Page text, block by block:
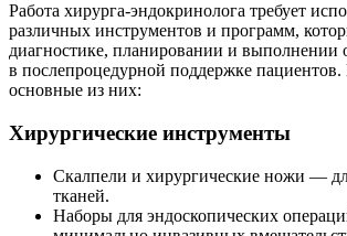
Работа хирурга-эндокринолога требует
различных инструментов и программ,
диагностике, планировании и выполнении
в послепроцедурной поддержке
основные из них:
Хирургические инструменты
Скалпели и хирургические ножи —
тканей.
Наборы для эндоскопических